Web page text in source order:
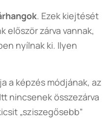
. Ezek kiejtését
először zárva vannak,
nyílnak ki. Ilyen
a képzés módjának, az
nincsenek összezárva
„sziszegősebb”